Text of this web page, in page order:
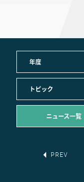
年度
トピック
ニュース一覧
PREV